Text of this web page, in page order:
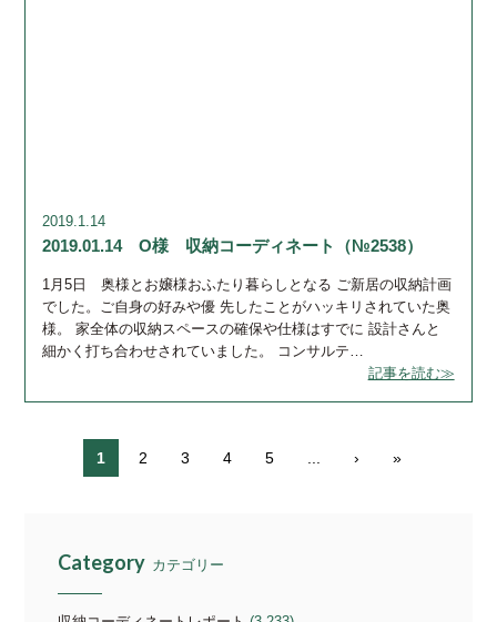
2019.1.14
2019.01.14 O様 収納コーディネート（№2538）
1月5日 奥様とお嬢様おふたり暮らしとなる ご新居の収納計画
でした。ご自身の好みや優 先したことがハッキリされていた奥
様。 家全体の収納スペースの確保や仕様はすでに 設計さんと
細かく打ち合わせされていました。 コンサルテ…
記事を読む≫
1 2 3 4 5 › »
Category カテゴリー